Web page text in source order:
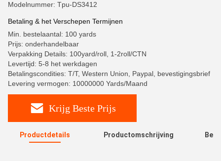
Modelnummer: Tpu-DS3412
Betaling & het Verschepen Termijnen
Min. bestelaantal: 100 yards
Prijs: onderhandelbaar
Verpakking Details: 100yard/roll, 1-2roll/CTN
Levertijd: 5-8 het werkdagen
Betalingscondities: T/T, Western Union, Paypal, bevestigingsbrief
Levering vermogen: 10000000 Yards/Maand
Krijg Beste Prijs
Productdetails Productomschrijving